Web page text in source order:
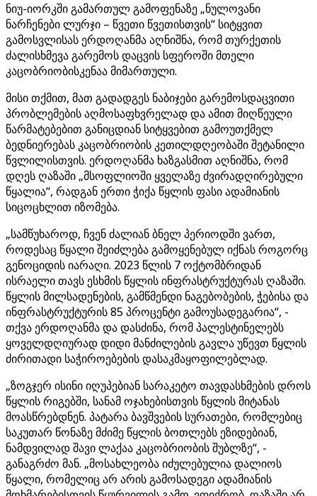
ნიუ-იორკში გამართულ გამოფენაზე „ნულოვანი
ნარჩენები ლურჯი – წვეთი წვეთისთვის“ სიტყვით
გამოსვლისას ერდოღანმა აღნიშნა, რომ თურქეთის
ძალისხმევა გარემოს დაცვის სფეროში მთელი
კაცობრიობისკენაა მიმართული.
მისი თქმით, მათ გადადგეს ნაბიჯები გარემოსდაცვითი
პრობლემების აღმოსაფხვრელად და ამით მიღწეული
წარმატებებით განიცდიან სიტყვებით გამოუთქმელ
ბედნიერებას კაცობრიობის კეთილდღეობაში შეტანილი
წვლილისთვის. ერდოღანმა ხაზგასმით აღნიშნა, რომ
დღეს ღაზაში „მსოფლიოში ყველაზე ძვირადღირებული
წყალია“, რადგან ერთი ჭიქა წყლის ფასი ადამიანის
სიცოცხლით იზომება.
„სამწუხაროდ, ჩვენ ძალიან ბნელ პერიოდში ვართ,
როდესაც წყალი შეიძლება გამოყენებულ იქნას როგორც
გენოციდის იარაღი. 2023 წლის 7 ოქტომბრიდან
ისრაელი თავს ესხმის წყლის ინფრასტრუქტურას ღაზაში.
წყლის მილსადენების, გამწმენდი ნაგებობების, ჭებისა და
ინფრასტრუქტურის 85 პროცენტი გამოუსადეგარია“, -
თქვა ერდოღანმა და დასძინა, რომ პალესტინელებს
ყოველდღიურად დიდი მანძილების გავლა უწევთ წყლის
ძირითადი საჭიროებების დასაკმაყოფილებლად.
„ზოგჯერ ისინი იღუპებიან სარაკეტო თავდასხმების დროს
წყლის რიგებში, სანამ ოჯახებისთვის წყლის მიტანას
მოასწრებდნენ. პატარა ბავშვების სურათები, რომლებიც
საკუთარ წონაზე მძიმე წყლის ბოთლებს ეზიდებიან,
ნამდვილად შავი ლაქაა კაცობრიობის შუბლზე“, -
განაგრძო მან. „მოსახლეობა იძულებულია დალიოს
წყალი, რომელიც არ არის გამოსადეგი ადამიანის